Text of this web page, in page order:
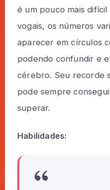
é um pouco mais
vogais, os números
aparecer em círculos
podendo confundir e
cérebro. Seu recorde
pode sempre
superar.
Habilidades: